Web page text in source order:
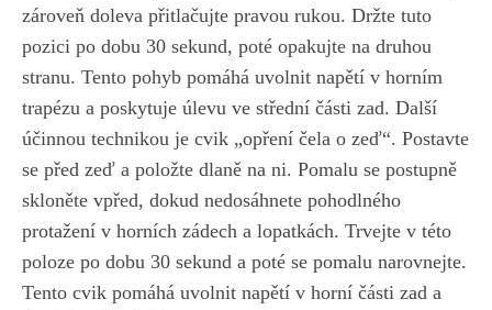
zároveň doleva přitlačujte pravou rukou. Držte tuto
pozici po dobu 30 sekund, poté opakujte na druhou
stranu. Tento pohyb pomáhá uvolnit napětí v horním
trapézu a poskytuje úlevu ve střední části zad. Další
účinnou technikou je cvik „opření čela o zeď“. Postavte
se před zeď a položte dlaně na ni. Pomalu se postupně
skloněte vpřed, dokud nedosáhnete pohodlného
protažení v horních zádech a lopatkách. Trvejte v této
poloze po dobu 30 sekund a poté se pomalu narovnejte.
Tento cvik pomáhá uvolnit napětí v horní části zad a